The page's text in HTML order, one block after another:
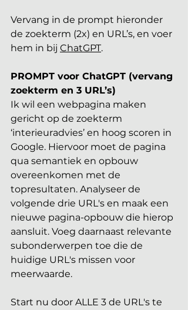
Vervang in de prompt hieronder
de zoekterm (2x) en URL’s, en voer
hem in bij ChatGPT.
PROMPT voor ChatGPT (vervang
zoekterm en 3 URL’s)
Ik wil een webpagina maken
gericht op de zoekterm
‘interieuradvies’ en hoog scoren in
Google. Hiervoor moet de pagina
qua semantiek en opbouw
overeenkomen met de
topresultaten. Analyseer de
volgende drie URL's en maak een
nieuwe pagina-opbouw die hierop
aansluit. Voeg daarnaast relevante
subonderwerpen toe die de
huidige URL's missen voor
meerwaarde.
Start nu door ALLE 3 de URL's te